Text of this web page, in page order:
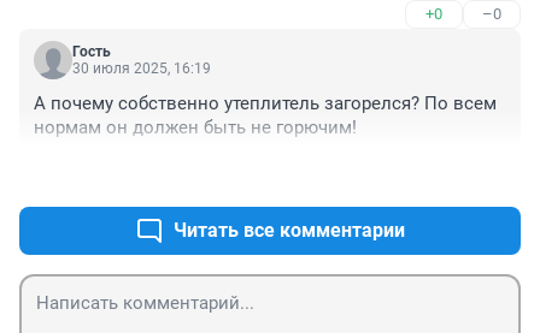
+0 –0
Гость
30 июля 2025, 16:19
А почему собственно утеплитель загорелся? По всем
нормам он должен быть не горючим!
Читать все комментарии